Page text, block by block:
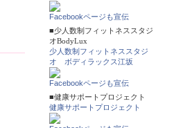
Facebookページも宣伝
■少人数制フィットネススタジ
オBodyLux
少人数制フィットネススタジ
オ ボディラックス江坂
Facebookページも宣伝
■健康サポートプロジェクト
健康サポートプロジェクト